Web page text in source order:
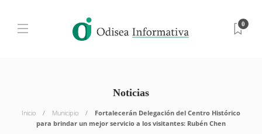
0
Noticias
Inicio Municipio
Fortalecerán Delegación del Centro Histórico
para brindar un mejor servicio a los visitantes: Rubén Chen